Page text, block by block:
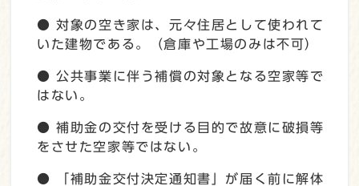
● 対象の空き家は、元々住居として使われて
いた建物である。（倉庫や工場のみは不可）
● 公共事業に伴う補償の対象となる空家等で
はない。
● 補助金の交付を受ける目的で故意に破損等
をさせた空家等ではない。
● 「補助金交付決定通知書」が届く前に解体